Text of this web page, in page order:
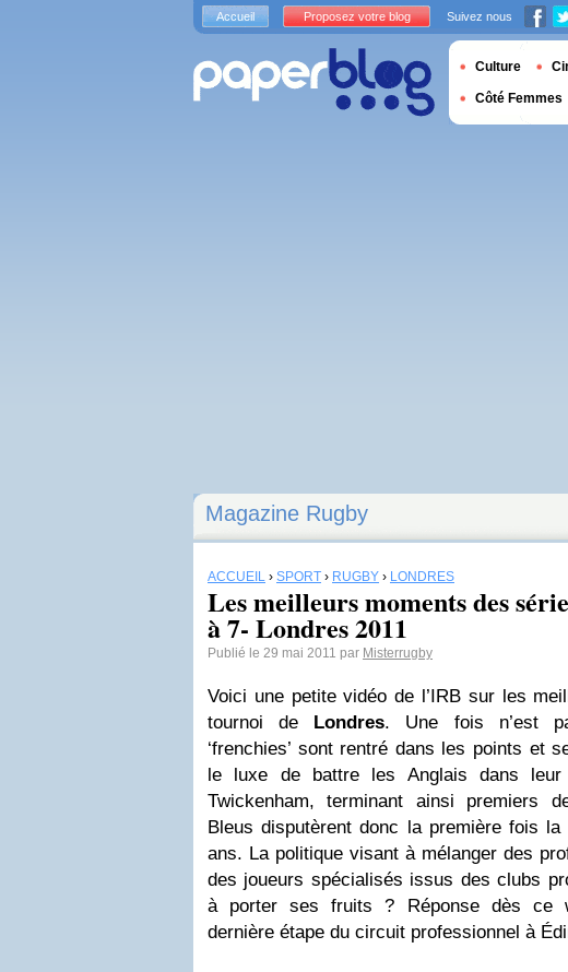
Magazine Rugby
ACCUEIL › SPORT › RUGBY › LONDRES
Les meilleurs moments des
à 7- Londres 2011
Publié le 29 mai 2011 par Misterrugby
Voici une petite vidéo de l’IRB sur les
tournoi de Londres. Une fois n’est
‘frenchies’ sont rentré dans les points et
le luxe de battre les Anglais dans
Twickenham, terminant ainsi premiers
Bleus disputèrent donc la première fois la
ans. La politique visant à mélanger des
des joueurs spécialisés issus des clubs
à porter ses fruits ? Réponse dès ce
dernière étape du circuit professionnel à
Accueil Proposez votre blog Suivez nous
Culture
Côté Femmes